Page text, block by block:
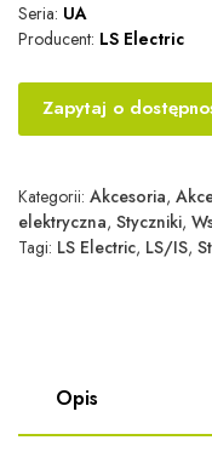
Seria: UA
Producent: LS Electric
Zapytaj o
Kategorii: Akcesoria,
elektryczna, Styczniki,
Tagi: LS Electric, LS/IS,
Opis